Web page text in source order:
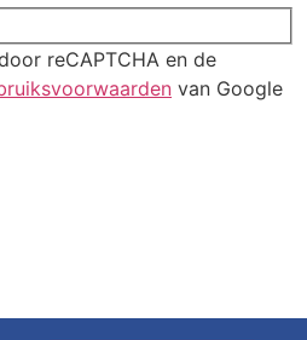
reCAPTCHA en de
van Google